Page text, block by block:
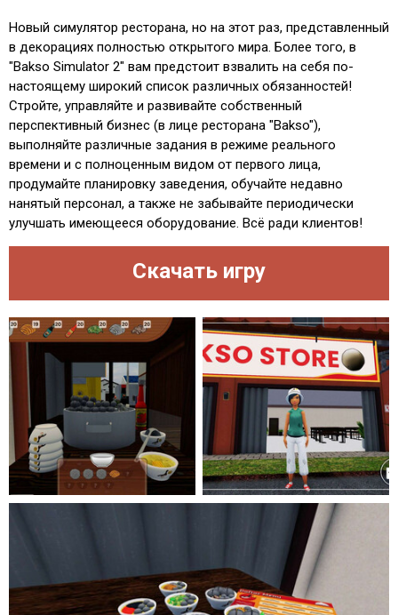
Новый симулятор ресторана, но на этот раз, представленный
в декорациях полностью открытого мира. Более того, в
"Bakso Simulator 2" вам предстоит взвалить на себя по-
настоящему широкий список различных обязанностей!
Стройте, управляйте и развивайте собственный
перспективный бизнес (в лице ресторана "Bakso"),
выполняйте различные задания в режиме реального
времени и с полноценным видом от первого лица,
продумайте планировку заведения, обучайте недавно
нанятый персонал, а также не забывайте периодически
улучшать имеющееся оборудование. Всё ради клиентов!
Скачать игру